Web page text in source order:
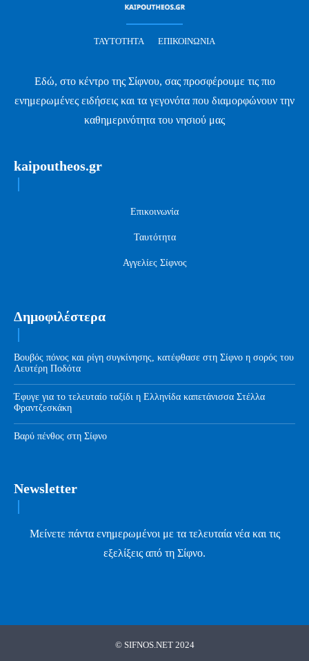
ΤΑΥΤΌΤΗΤΑ ΕΠΙΚΟΙΝΩΝΊΑ
Εδώ, στο κέντρο της Σίφνου, σας προσφέρουμε τις πιο
ενημερωμένες ειδήσεις και τα γεγονότα που διαμορφώνουν την
καθημερινότητα του νησιού μας
kaipoutheos.gr
Επικοινωνία
Ταυτότητα
Αγγελίες Σίφνος
Δημοφιλέστερα
Βουβός πόνος και ρίγη συγκίνησης, κατέφθασε στη Σίφνο η σορός του
Λευτέρη Ποδότα
Έφυγε για το τελευταίο ταξίδι η Ελληνίδα καπετάνισσα Στέλλα
Φραντζεσκάκη
Βαρύ πένθος στη Σίφνο
Newsletter
Μείνετε πάντα ενημερωμένοι με τα τελευταία νέα και τις
εξελίξεις από τη Σίφνο.
© SIFNOS.NET 2024